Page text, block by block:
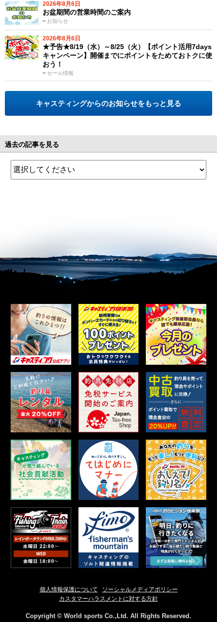
2026年8月6日
お知らせ
お盆期間の営業時間のご案内
2026年8月6日
セール情報
★予告★8/19（水）～8/25（火）【ポイント活用7days
キャンペーン】開催までにポイントをためておトクに使
おう！
キャスティングからのお知らせをもっと見る
過去の記事を見る
個人情報保護について
ソーシャルメディアポリシー
カスタマーハラスメントに対する方針
Copyright © World sports Co.,Ltd. All Rights Reserved.